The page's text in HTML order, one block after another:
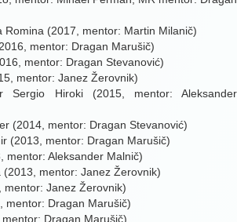
Romina (2017, mentor: Martin Milanič)
mentor: Dragan Marušič)
mentor: Dragan Stevanović)
mentor: Janez Žerovnik)
Sergio Hiroki (2015, mentor: Aleksander
(2014, mentor: Dragan Stevanović)
(2013, mentor: Dragan Marušič)
mentor: Aleksander Malnič)
(2013, mentor: Janez Žerovnik)
mentor: Janez Žerovnik)
mentor: Dragan Marušič)
Dragan Marušič)